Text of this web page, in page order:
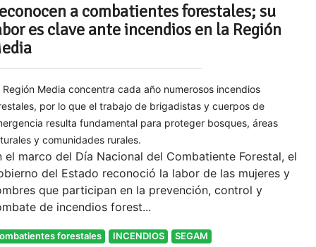
a combatientes forestales; su
es clave ante incendios en la Región
Región Media concentra cada año numerosos incendios
por lo que el trabajo de brigadistas y cuerpos de
resulta fundamental para proteger bosques, áreas
y comunidades rurales.
el marco del Día Nacional del Combatiente Forestal, el
del Estado reconoció la labor de las mujeres y
que participan en la prevención, control y
de incendios forest...
forestales INCENDIOS SEGAM